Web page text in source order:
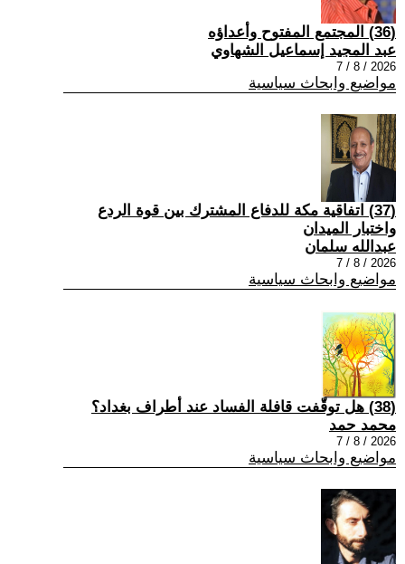
(36) المجتمع المفتوح وأعداؤه
عبد المجيد إسماعيل الشهاوي
2026 / 8 / 7
مواضيع وابحاث سياسية
(37) اتفاقية مكة للدفاع المشترك بين قوة الردع
واختبار الميدان
عبدالله سلمان
2026 / 8 / 7
مواضيع وابحاث سياسية
(38) هل توقّفت قافلة الفساد عند أطراف بغداد؟
محمد حمد
2026 / 8 / 7
مواضيع وابحاث سياسية